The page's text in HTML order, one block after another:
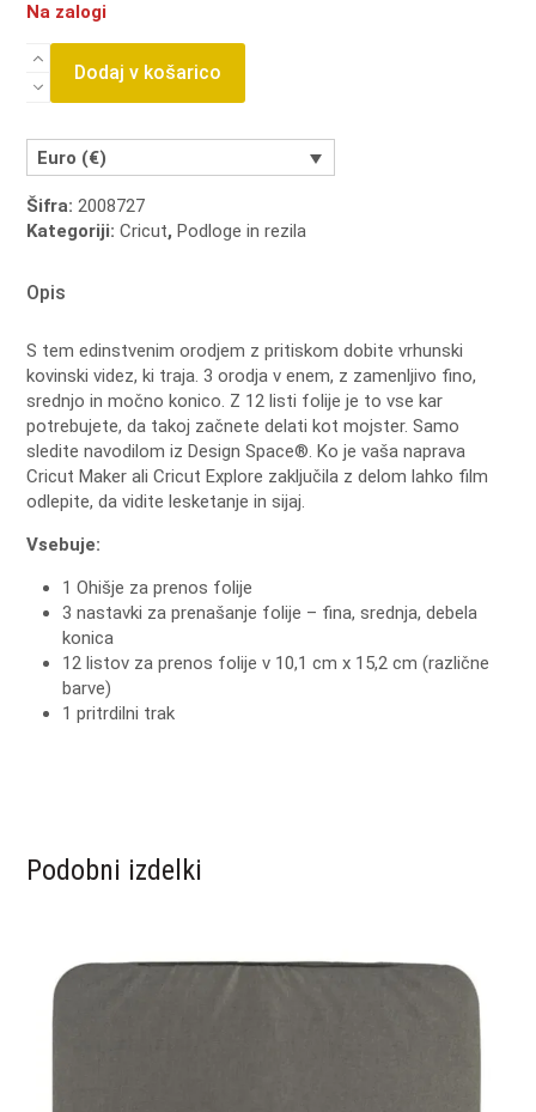
Na zalogi
Cricut
nastavki
"Foil
Transfer"
količina
Dodaj v košarico
Euro (€)
Šifra:2008727
Kategoriji:Cricut,Podloge in rezila
Opis
S tem edinstvenim orodjem z pritiskom dobite vrhunski
kovinski videz, ki traja. 3 orodja v enem, z zamenljivo fino,
srednjo in močno konico. Z 12 listi folije je to vse kar
potrebujete, da takoj začnete delati kot mojster. Samo
sledite navodilom iz Design Space®. Ko je vaša naprava
Cricut Maker ali Cricut Explore zaključila z delom lahko film
odlepite, da vidite lesketanje in sijaj.
Vsebuje:
1 Ohišje za prenos folije
3 nastavki za prenašanje folije – fina, srednja, debela
konica
12 listov za prenos folije v 10,1 cm x 15,2 cm (različne
barve)
1 pritrdilni trak
Podobni izdelki